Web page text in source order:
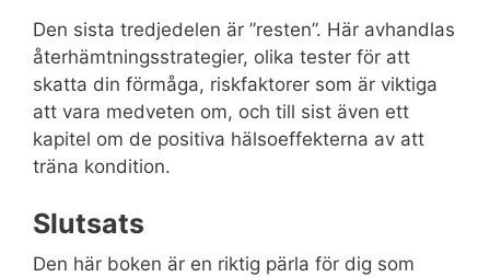
Den sista tredjedelen är ”resten”. Här avhandlas
återhämtningsstrategier, olika tester för att
skatta din förmåga, riskfaktorer som är viktiga
att vara medveten om, och till sist även ett
kapitel om de positiva hälsoeffekterna av att
träna kondition.
Slutsats
Den här boken är en riktig pärla för dig som